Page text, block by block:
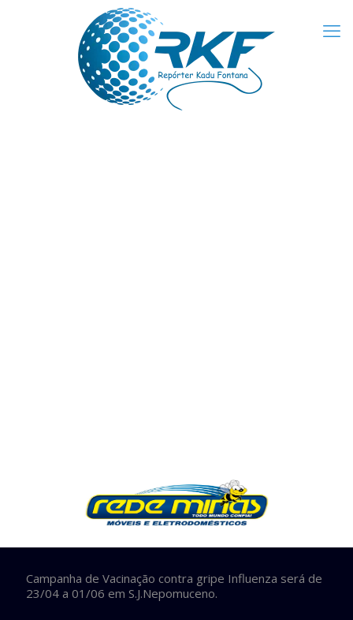
Campanha de Vacinação contra gripe Influenza será de
23/04 a 01/06 em S.J.Nepomuceno.